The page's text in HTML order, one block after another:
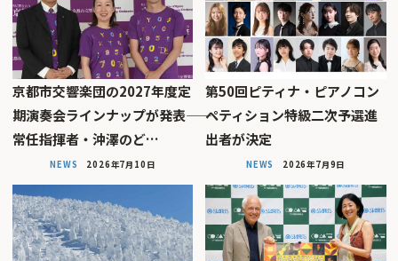
京都市交響楽団の2027年度定
期演奏会ラインナップが発表――
常任指揮者・沖澤のど…
NEWS 2026年7月10日
第50回ピティナ・ピアノコン
ペティション特級二次予選進
出者が決定
NEWS 2026年7月9日